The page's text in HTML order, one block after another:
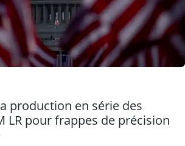
production en série des
LR pour frappes de précision